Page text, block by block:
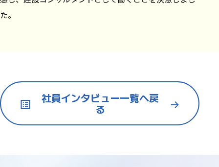
た。
社員インタビュー一覧へ戻
る